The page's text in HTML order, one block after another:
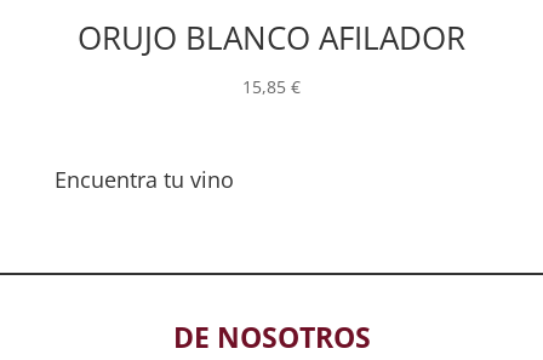
ORUJO BLANCO AFILADOR
15,85 €
Encuentra tu vino
DE NOSOTROS